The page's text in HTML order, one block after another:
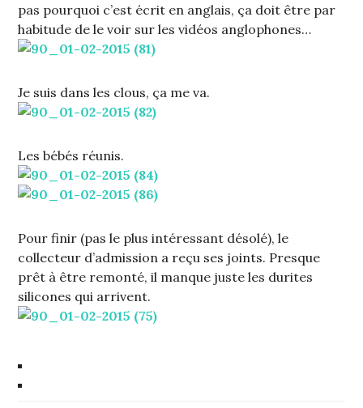
pas pourquoi c’est écrit en anglais, ça doit être par
habitude de le voir sur les vidéos anglophones…
Je suis dans les clous, ça me va.
Les bébés réunis.
Pour finir (pas le plus intéressant désolé), le
collecteur d’admission a reçu ses joints. Presque
prêt à être remonté, il manque juste les durites
silicones qui arrivent.